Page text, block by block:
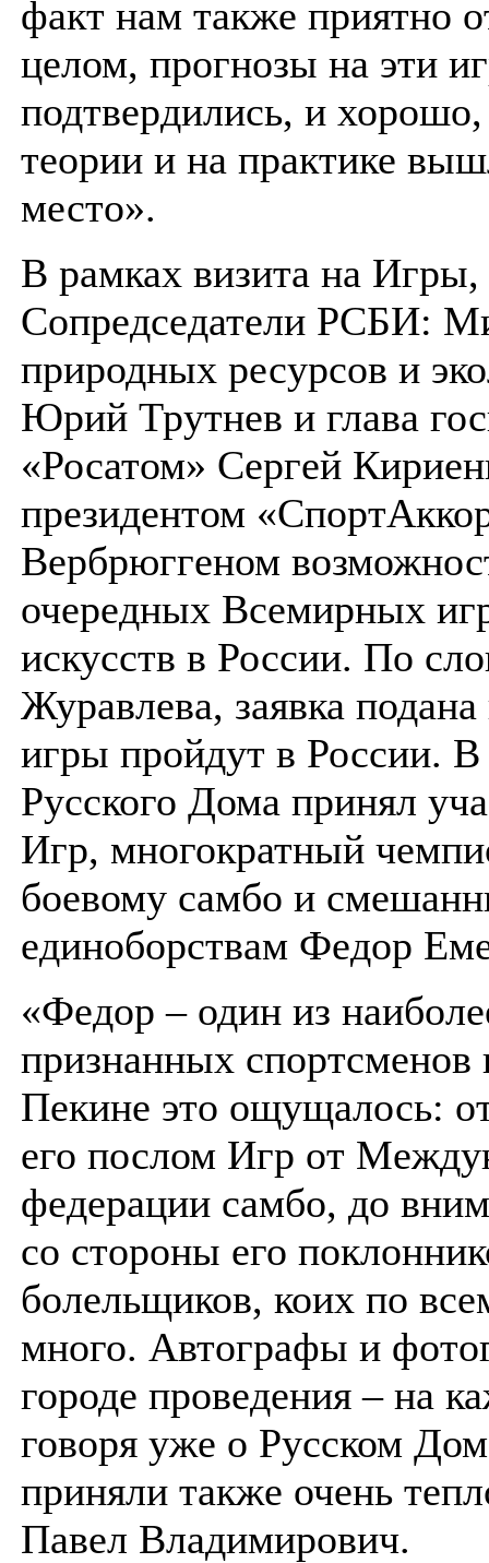
факт нам также приятно
целом, прогнозы на эти
подтвердились, и
теории и на практике
место».
В рамках визита на Игры,
Сопредседатели РСБИ:
природных ресурсов и
Юрий Трутнев и глава
«Росатом» Сергей
президентом
Вербрюггеном
очередных Всемирных
искусств в России. По
Журавлева, заявка
игры пройдут в России. В
Русского Дома принял
Игр, многократный
боевому самбо и
единоборствам Федор
«Федор – один из
признанных спортсменов
Пекине это ощущалось:
его послом Игр от
федерации самбо, до
со стороны его
болельщиков, коих по
много. Автографы и
городе проведения – на
говоря уже о Русском
приняли также очень
Павел Владимирович.